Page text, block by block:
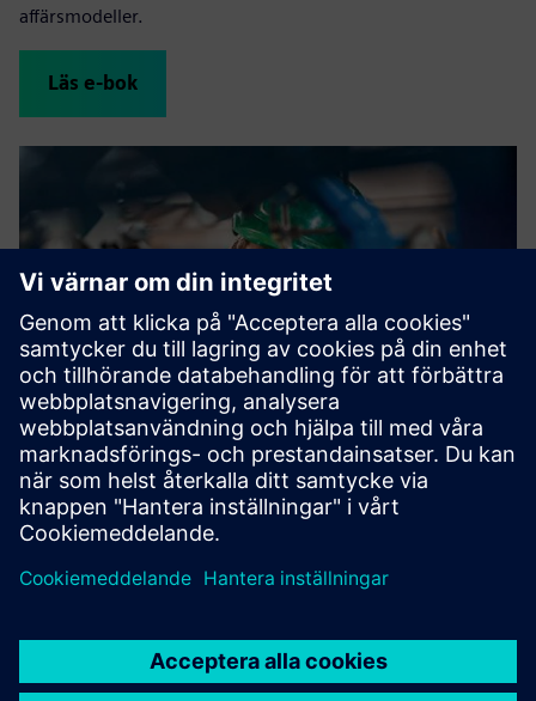
affärsmodeller.
Läs e-bok